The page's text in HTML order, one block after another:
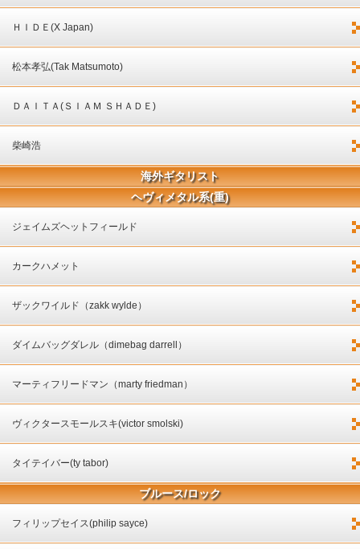
ＨＩＤＥ(X Japan)
松本孝弘(Tak Matsumoto)
ＤＡＩＴＡ(ＳＩＡＭ ＳＨＡＤＥ)
柴崎浩
海外ギタリスト
ヘヴィメタル系(重)
ジェイムズヘットフィールド
カークハメット
ザックワイルド（zakk wylde）
ダイムバッグダレル（dimebag darrell）
マーティフリードマン（marty friedman）
ヴィクタースモールスキ(victor smolski)
タイテイバー(ty tabor)
ブルース/ロック
フィリップセイス(philip sayce)